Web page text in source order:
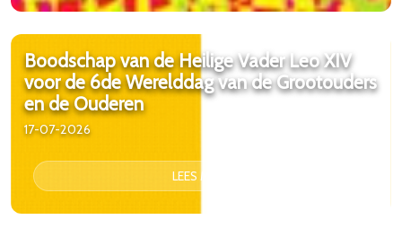
Boodschap van de Heilige Vader Leo XIV
voor de 6de Werelddag van de Grootouders
en de Ouderen
17-07-2026
LEES MEER